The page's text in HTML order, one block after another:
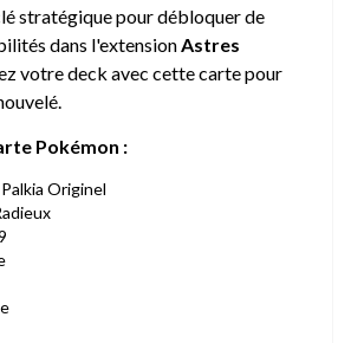
stratégique pour débloquer de
dans l'extensionAstres
votre deck avec cette carte pour
Pokémon :
Originel